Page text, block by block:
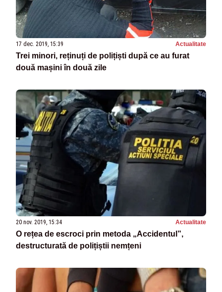
17 dec. 2019, 15:39 Actualitate
Trei minori, reținuți de polițiști după ce au furat
două mașini în două zile
20 nov. 2019, 15:34 Actualitate
O rețea de escroci prin metoda „Accidentul”,
destructurată de polițiștii nemțeni